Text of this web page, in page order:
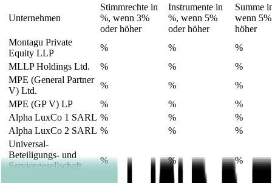
Unternehmen
Stimmrechte in
%, wenn 3%
oder höher
Instrumente in
%, wenn 5%
oder höher
Summe
wenn
höher
Montagu Private
Equity LLP
% %
%
MLLP Holdings Ltd.
% %
%
MPE (General Partner
V) Ltd.
% %
%
MPE (GP V) LP
% %
%
Alpha LuxCo 1 SARL % %
%
Alpha LuxCo 2 SARL % %
%
Universal-
Beteiligungs- und
Servicegesellschaft
% % %